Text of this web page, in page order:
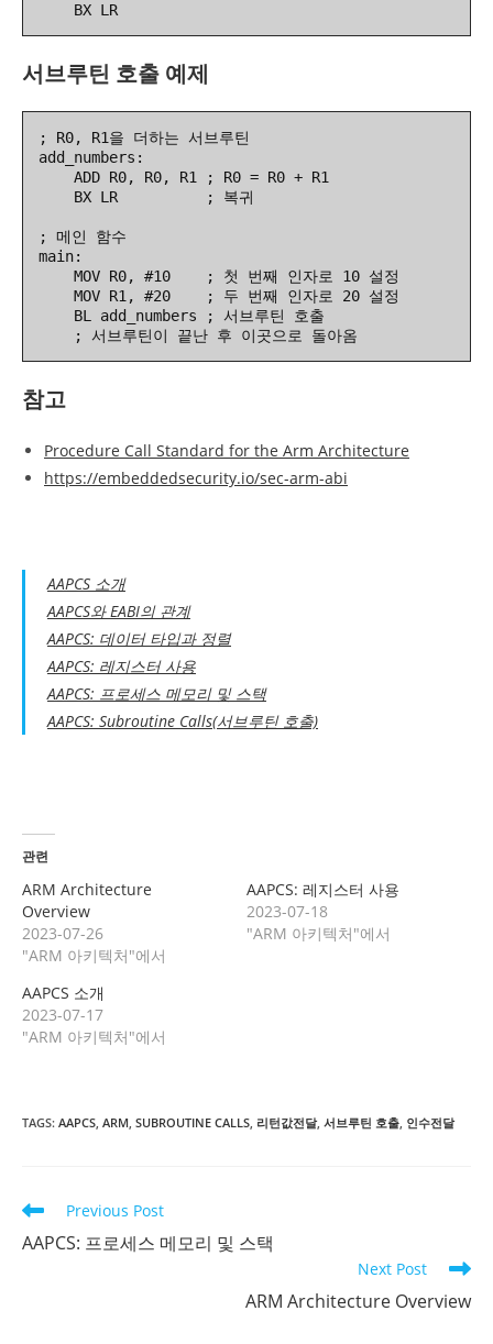
    BX LR
서브루틴 호출 예제
; R0, R1을 더하는 서브루틴
add_numbers:
; 메인 함수
main:
    ; 서브루틴이 끝난 후 이곳으로 돌아옴
참고
Procedure Call Standard for the Arm Architecture
https://embeddedsecurity.io/sec-arm-abi
AAPCS 소개
AAPCS와 EABI의 관계
AAPCS: 데이터 타입과 정렬
AAPCS: 레지스터 사용
AAPCS: 프로세스 메모리 및 스택
AAPCS: Subroutine Calls(서브루틴 호출)
관련
ARM Architecture
Overview
2023-07-26
"ARM 아키텍처"에서
AAPCS: 레지스터 사용
2023-07-18
"ARM 아키텍처"에서
AAPCS 소개
2023-07-17
"ARM 아키텍처"에서
TAGS: AAPCS, ARM, SUBROUTINE CALLS, 리턴값전달, 서브루틴 호출, 인수전달
Read
articles
Previous Post
AAPCS: 프로세스 메모리 및 스택
Next Post
ARM Architecture Overview